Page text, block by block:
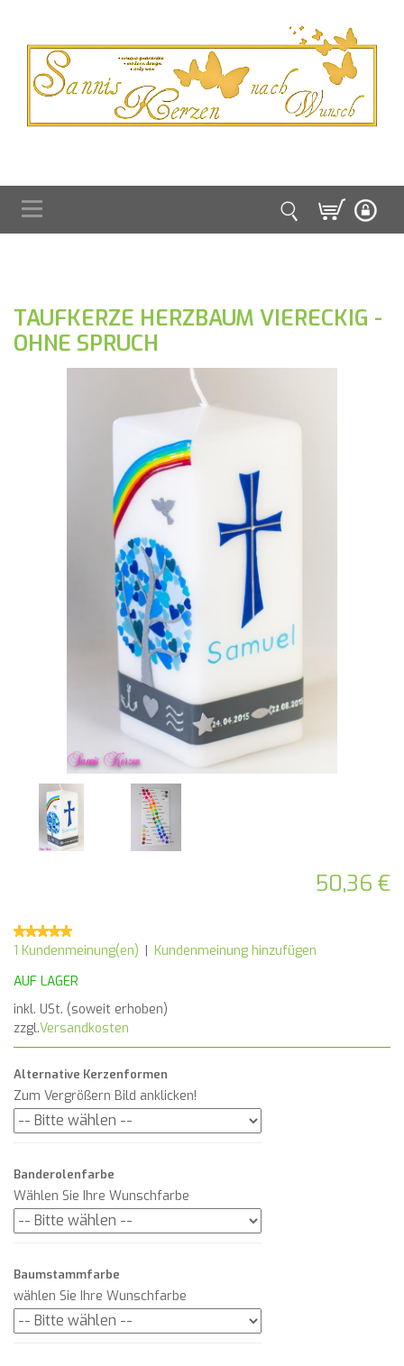
TAUFKERZE HERZBAUM VIERECKIG -
OHNE SPRUCH
50,36 €
1 Kundenmeinung(en)
Kundenmeinung hinzufügen
AUF LAGER
inkl. USt. (soweit erhoben)
zzgl.Versandkosten
Alternative Kerzenformen
Zum Vergrößern Bild anklicken!
Banderolenfarbe
Wählen Sie Ihre Wunschfarbe
Baumstammfarbe
wählen Sie Ihre Wunschfarbe